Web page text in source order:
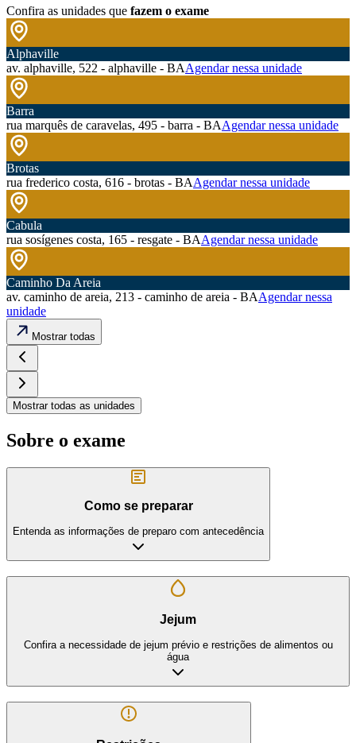
Confira as unidades que fazem o exame
Alphaville
av. alphaville, 522 - alphaville - BAAgendar nessa unidade
Barra
rua marquês de caravelas, 495 - barra - BAAgendar nessa unidade
Brotas
rua frederico costa, 616 - brotas - BAAgendar nessa unidade
Cabula
rua sosígenes costa, 165 - resgate - BAAgendar nessa unidade
Caminho Da Areia
av. caminho de areia, 213 - caminho de areia - BAAgendar nessa
unidade
Mostrar todas
Mostrar todas as unidades
Sobre o exame
Como se preparar
Entenda as informações de preparo com antecedência
Jejum
Confira a necessidade de jejum prévio e restrições de alimentos ou
água